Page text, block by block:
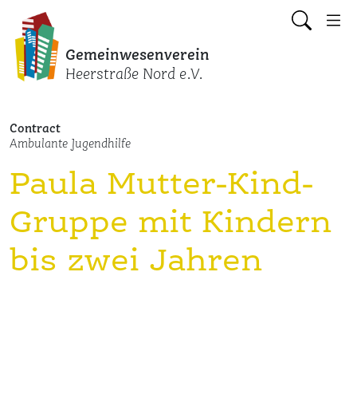
Gemeinwesenverein
Heerstraße Nord e.V.
Contract
Ambulante Jugendhilfe
Paula Mutter-Kind-
Gruppe mit Kindern
bis zwei Jahren